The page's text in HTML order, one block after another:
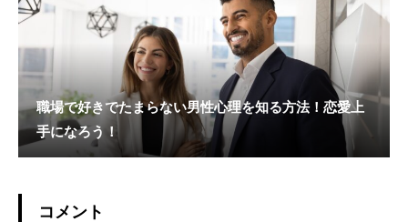
職場で好きでたまらない男性心理を知る方法！恋愛上
手になろう！
コメント